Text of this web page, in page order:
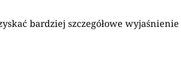
bardziej szczegółowe